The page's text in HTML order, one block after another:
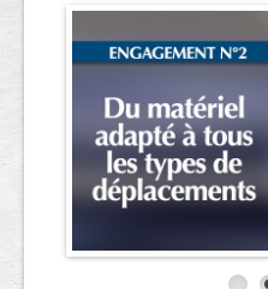
Trouvez votre